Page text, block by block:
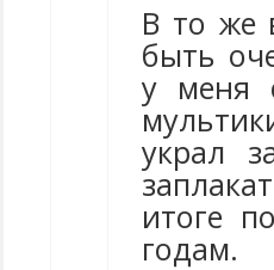
В то же
быть
у меня
украл
итоге
годам.